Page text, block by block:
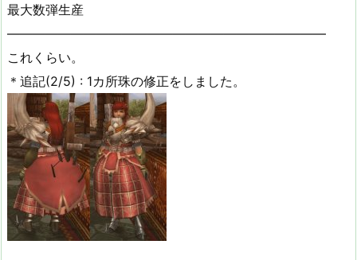
最大数弾生産
—————————————————————————
これくらい。
＊追記(2/5) : 1カ所珠の修正をしました。